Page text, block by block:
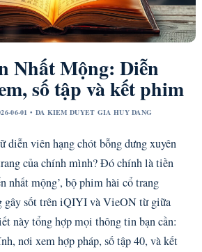
Nhất Mộng: Diễn
số tập và kết phim
06-01 • DA KIEM DUYET GIA HUY DANG
diễn viên hạng chót bỗng dưng xuyên
của chính mình? Đó chính là tiền
nhất mộng’, bộ phim hài cổ trang
gây sốt trên iQIYI và VieON từ giữa
này tổng hợp mọi thông tin bạn cần:
nơi xem hợp pháp, số tập 40, và kết